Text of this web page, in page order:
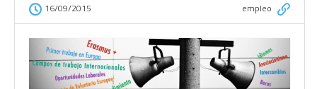
16/09/2015 empleo